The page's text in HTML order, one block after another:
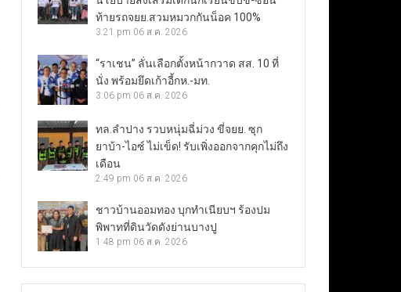
ท้ายรถจยย.สวมหมวกกันน็อค 100%
3:21 pm 06 ส.ค. 2026
“ราเชน” ลั่นเลือกตั้งหน้ากวาด สส. 10 ที่
นั่ง พร้อมยึดเก้าอี้กห.-มท.
3:06 pm 06 ส.ค. 2026
ทล.ลำปาง รวบหนุ่มฉี่ม่วง ขี่จยย. ซุก
ยาบ้า-ไอซ์ ไม่เข็ด! รับเพิ่งออกจากคุกไม่ถึง
เดือน
2:49 pm 06 ส.ค. 2026
ชาวบ้านออมทอง บุกทำเนียบฯ ร้องปม
พิพาทที่ดินวัดดังย่านบางปู
1:48 pm 06 ส.ค. 2026